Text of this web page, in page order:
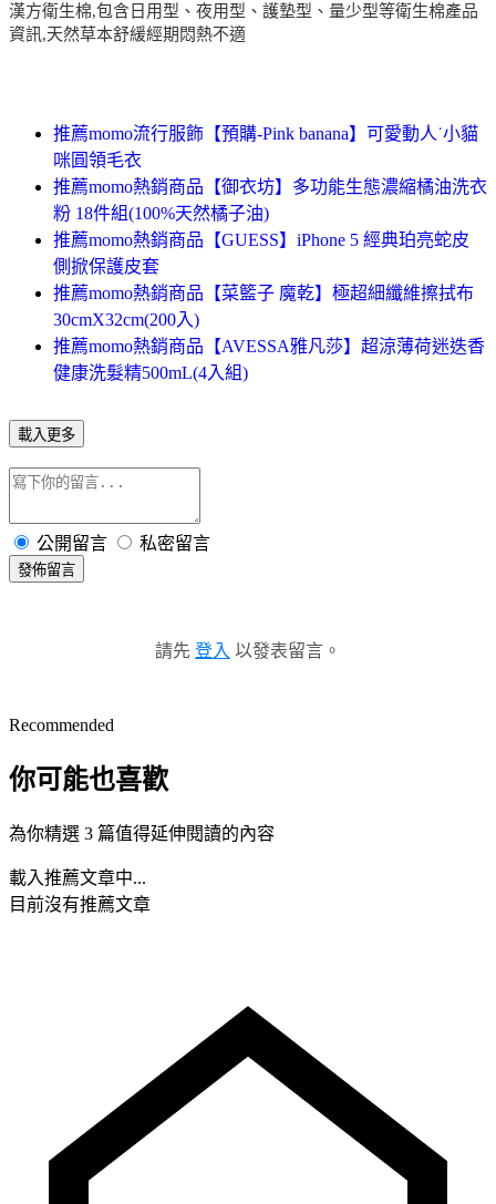
漢方衛生棉,包含日用型、夜用型、護墊型、量少型等衛生棉產品
資訊,天然草本舒緩經期悶熱不適
推薦momo流行服飾【預購-Pink banana】可愛動人˙小貓
咪圓領毛衣
推薦momo熱銷商品【御衣坊】多功能生態濃縮橘油洗衣
粉 18件組(100%天然橘子油)
推薦momo熱銷商品【GUESS】iPhone 5 經典珀亮蛇皮
側掀保護皮套
推薦momo熱銷商品【菜籃子 魔乾】極超細纖維擦拭布
30cmX32cm(200入)
推薦momo熱銷商品【AVESSA雅凡莎】超涼薄荷迷迭香
健康洗髮精500mL(4入組)
載入更多
公開留言 私密留言
發佈留言
請先 登入 以發表留言。
Recommended
你可能也喜歡
為你精選 3 篇值得延伸閱讀的內容
載入推薦文章中...
目前沒有推薦文章